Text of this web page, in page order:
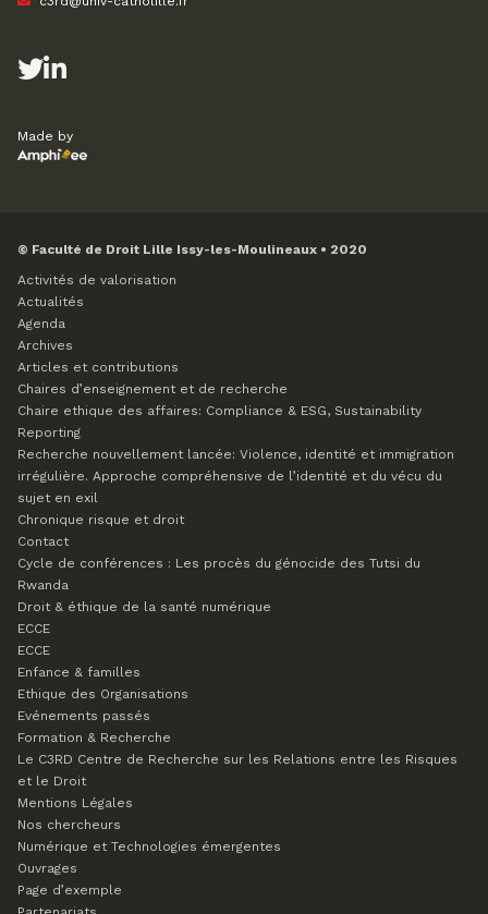
Made by
© Faculté de Droit Lille Issy-les-Moulineaux • 2020
Activités de valorisation
Actualités
Agenda
Archives
Articles et contributions
Chaires d’enseignement et de recherche
Chaire ethique des affaires: Compliance & ESG, Sustainability
Reporting
Recherche nouvellement lancée: Violence, identité et immigration
irrégulière. Approche compréhensive de l’identité et du vécu du
sujet en exil
Chronique risque et droit
Contact
Cycle de conférences : Les procès du génocide des Tutsi du
Rwanda
Droit & éthique de la santé numérique
ECCE
ECCE
Enfance & familles
Ethique des Organisations
Evénements passés
Formation & Recherche
Le C3RD Centre de Recherche sur les Relations entre les Risques
et le Droit
Mentions Légales
Nos chercheurs
Numérique et Technologies émergentes
Ouvrages
Page d’exemple